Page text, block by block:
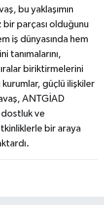
bu yaklaşımın
bir parçası olduğunu
iş dünyasında hem
tanımalarını,
biriktirmelerini
güçlü ilişkiler
ANTGİAD
dostluk ve
bir araya